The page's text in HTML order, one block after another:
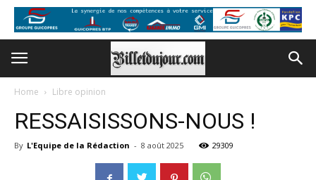
Home Libre opinion
RESSAISISSONS-NOUS !
By L'Equipe de la Rédaction - 8 août 2025 29309